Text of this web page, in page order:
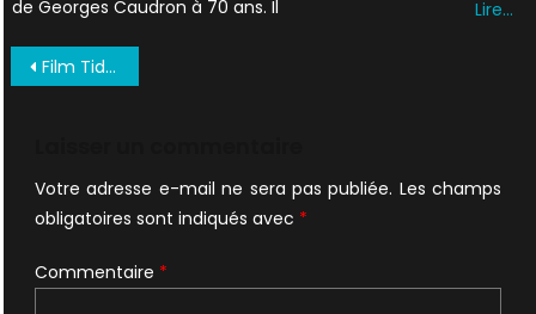
de Georges Caudron à 70 ans. Il Lire…
Navigation
Film Tidningen Octobre 1998 SUEDE (5)
Votre adresse e-mail ne sera pas publiée. Les champs
obligatoires sont indiqués avec *
Commentaire *